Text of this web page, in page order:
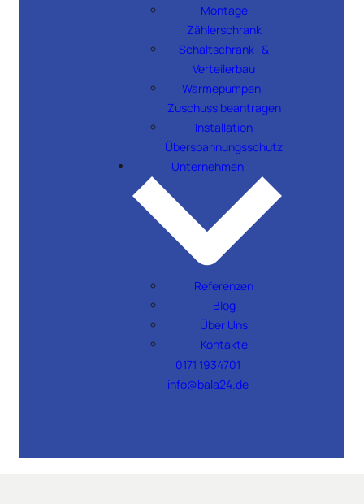
Montage
Zählerschrank
Schaltschrank- &
Verteilerbau
Wärmepumpen-
Zuschuss beantragen
Installation
Überspannungsschutz
Unternehmen
Referenzen
Blog
Über Uns
Kontakte
0171 1934701
info@bala24.de